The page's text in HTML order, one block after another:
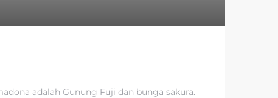
adalah Gunung Fuji dan bunga sakura.